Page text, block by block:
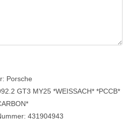
Porsche
GT3 MY25 *WEISSACH* *PCCB*
431904943